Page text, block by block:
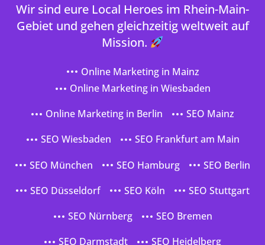
Wir sind eure Local Heroes im Rhein-Main-
Gebiet und gehen gleichzeitig weltweit auf
Mission.
Online Marketing in Mainz
Online Marketing in Wiesbaden
Online Marketing in Berlin
SEO Mainz
SEO Wiesbaden
SEO Frankfurt am Main
SEO München
SEO Hamburg
SEO Berlin
SEO Düsseldorf
SEO Köln
SEO Stuttgart
SEO Nürnberg
SEO Bremen
SEO Darmstadt
SEO Heidelberg